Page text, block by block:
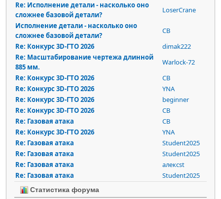
Re: Исполнение детали - насколько оно
сложнее базовой детали?
LoserCrane
Исполнение детали - насколько оно
сложнее базовой детали?
СВ
Re: Конкурс 3D-ГТО 2026
dimak222
Re: Масштабирование чертежа длинной
885 мм.
Warlock-72
Re: Конкурс 3D-ГТО 2026
СВ
Re: Конкурс 3D-ГТО 2026
YNA
Re: Конкурс 3D-ГТО 2026
beginner
Re: Конкурс 3D-ГТО 2026
СВ
Re: Газовая атака
СВ
Re: Конкурс 3D-ГТО 2026
YNA
Re: Газовая атака
Student2025
Re: Газовая атака
Student2025
Re: Газовая атака
алексst
Re: Газовая атака
Student2025
Статистика форума